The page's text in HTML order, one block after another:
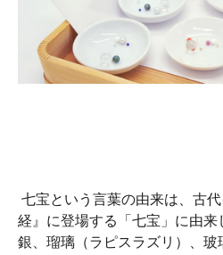
七宝という言葉の由来は、古
経』に登場する「七宝」に由来
銀、瑠璃（ラピスラズリ）、